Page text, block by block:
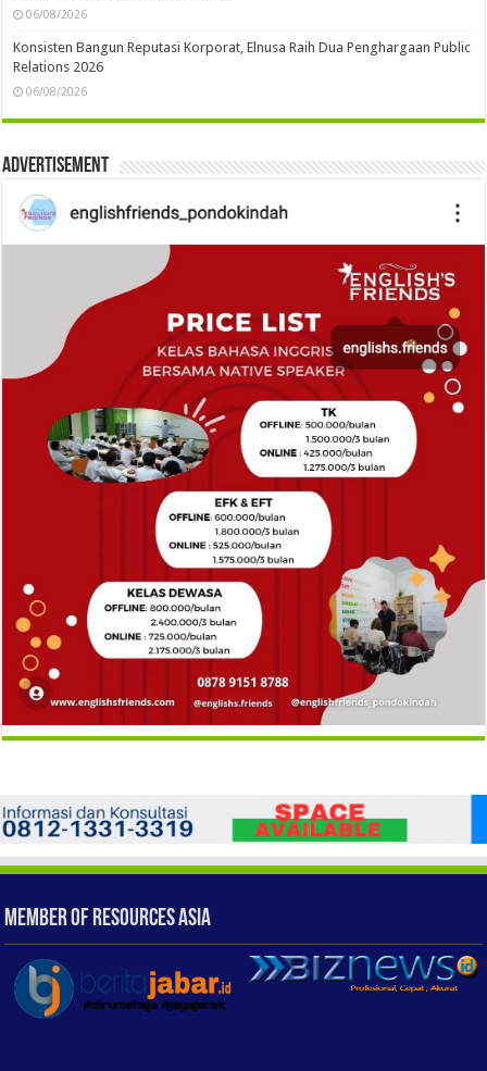
06/08/2026
Konsisten Bangun Reputasi Korporat, Elnusa Raih Dua Penghargaan Public
Relations 2026
06/08/2026
Advertisement
Member of Resources Asia